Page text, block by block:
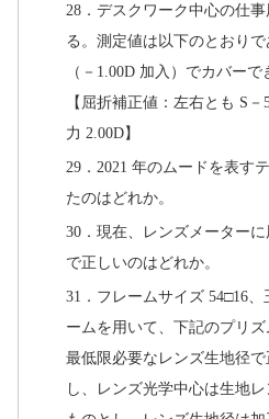
28．デスクワーク中心の仕
る。測定値は以下のとおり
（－1.00D 加入）でカバーで
【屈折補正値：左右とも S
力 2.00D】
29．2021 年のムードを表す
たのはどれか。
30．現在、レンズメーター
で正しいのはどれか。
31．フレームサイズ 54□16
ームを用いて、下記のプリズ
最低限必要なレンズ生地径
し、レンズ光学中心は生地